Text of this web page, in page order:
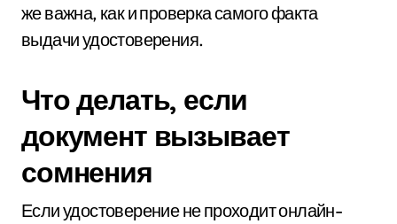
же важна, как и проверка самого факта
выдачи удостоверения.
Что делать, если
документ вызывает
сомнения
Если удостоверение не проходит онлайн-